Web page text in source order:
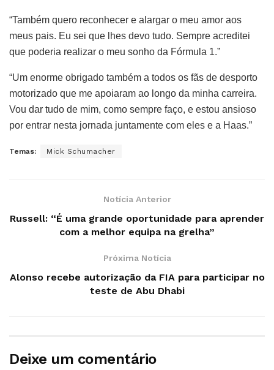
“Também quero reconhecer e alargar o meu amor aos
meus pais. Eu sei que lhes devo tudo. Sempre acreditei
que poderia realizar o meu sonho da Fórmula 1.”
“Um enorme obrigado também a todos os fãs de desporto
motorizado que me apoiaram ao longo da minha carreira.
Vou dar tudo de mim, como sempre faço, e estou ansioso
por entrar nesta jornada juntamente com eles e a Haas.”
Temas: Mick Schumacher
Notícia Anterior
Russell: “É uma grande oportunidade para aprender
com a melhor equipa na grelha”
Próxima Notícia
Alonso recebe autorização da FIA para participar no
teste de Abu Dhabi
Deixe um comentário